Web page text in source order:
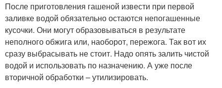
После приготовления гашеной извести при первой
заливке водой обязательно остаются непогашенные
кусочки. Они могут образовываться в результате
неполного обжига или, наоборот, пережога. Так вот их
сразу выбрасывать не стоит. Надо опять залить чистой
водой и использовать по назначению. А уже после
вторичной обработки – утилизировать.